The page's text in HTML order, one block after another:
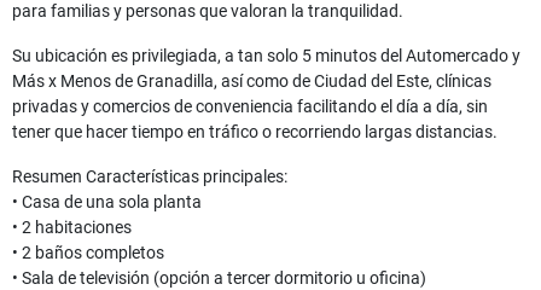
para familias y personas que valoran la tranquilidad.
Su ubicación es privilegiada, a tan solo 5 minutos del Automercado y
Más x Menos de Granadilla, así como de Ciudad del Este, clínicas
privadas y comercios de conveniencia facilitando el día a día, sin
tener que hacer tiempo en tráfico o recorriendo largas distancias.
Resumen Características principales:
• Casa de una sola planta
• 2 habitaciones
• 2 baños completos
• Sala de televisión (opción a tercer dormitorio u oficina)